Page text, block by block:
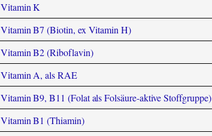
Vitamin K
Vitamin B7 (Biotin, ex Vitamin H)
Vitamin B2 (Riboflavin)
Vitamin A, als RAE
Vitamin B9, B11 (Folat als Folsäure-aktive Stoffgruppe)
Vitamin B1 (Thiamin)